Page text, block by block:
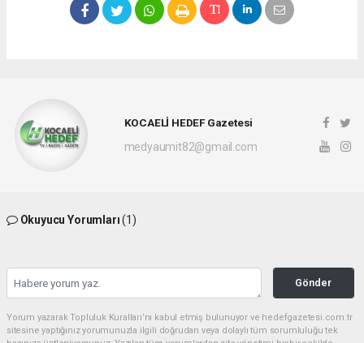
KOCAELİ HEDEF Gazetesi
medyaumit82@gmail.com
Okuyucu Yorumları(1)
Gönder
Yorum yazarak Topluluk Kuralları’nı kabul etmiş bulunuyor ve hedefgazetesi.com.tr
sitesine yaptığınız yorumunuzla ilgili doğrudan veya dolaylı tüm sorumluluğu tek